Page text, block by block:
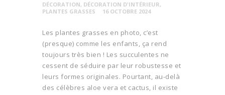
DÉCORATION, DÉCORATION D'INTÉRIEUR,
PLANTES GRASSES
16 OCTOBRE 2024
Les plantes grasses en photo, c’est
(presque) comme les enfants, ça rend
toujours très bien ! Les succulentes ne
cessent de séduire par leur robustesse et
leurs formes originales. Pourtant, au-delà
des célèbres aloe vera et cactus, il existe